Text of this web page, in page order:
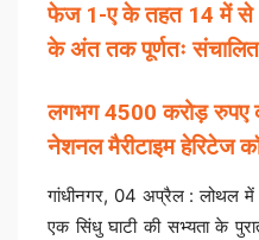
फेज 1-ए के तहत 14 में से
के अंत तक पूर्णतः संचालित
लगभग 4500 करोड़ रुपए
नेशनल मैरीटाइम हेरिटेज
गांधीनगर, 04 अप्रैल : लोथल में
एक सिंधु घाटी की सभ्यता के